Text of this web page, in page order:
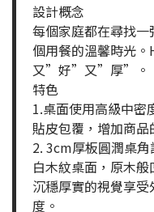
設計概念
每個家庭都在尋找
個用餐的溫馨時光。
又”好”又”厚”。
特色
1.桌面使用高級中密
貼皮包覆，增加商品
2. 3cm厚板圓潤桌
白木紋桌面，原木
沉穩厚實的視覺享
度。